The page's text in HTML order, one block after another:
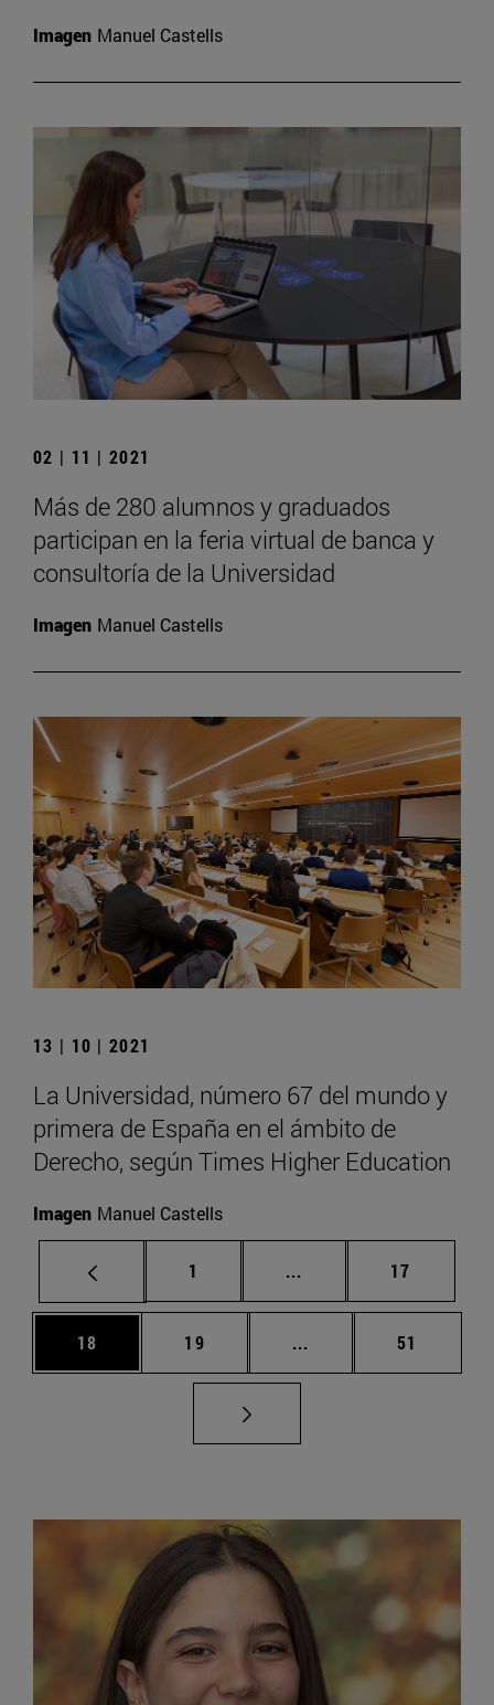
Imagen Manuel Castells
02 | 11 | 2021
Más de 280 alumnos y graduados
participan en la feria virtual de banca y
consultoría de la Universidad
Imagen Manuel Castells
13 | 10 | 2021
La Universidad, número 67 del mundo y
primera de España en el ámbito de
Derecho, según Times Higher Education
Imagen Manuel Castells
Página
1 ... Páginas intermedias
Página
17
Página
18 Página
19 ... Páginas intermedias
Página
51